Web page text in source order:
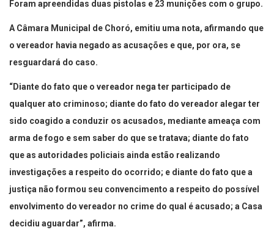
Foram apreendidas duas pistolas e 23 munições com o grupo.
A Câmara Municipal de Choró, emitiu uma nota, afirmando que
o vereador havia negado as acusações e que, por ora, se
resguardará do caso.
“Diante do fato que o vereador nega ter participado de
qualquer ato criminoso; diante do fato do vereador alegar ter
sido coagido a conduzir os acusados, mediante ameaça com
arma de fogo e sem saber do que se tratava; diante do fato
que as autoridades policiais ainda estão realizando
investigações a respeito do ocorrido; e diante do fato que a
justiça não formou seu convencimento a respeito do possível
envolvimento do vereador no crime do qual é acusado; a Casa
decidiu aguardar”, afirma.